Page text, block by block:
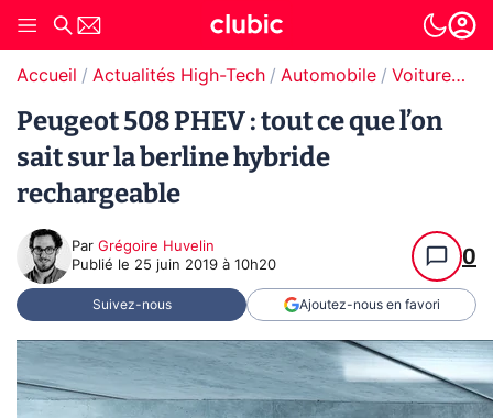
Accueil Actualités High-Tech Automobile Voitures électriques
Peugeot 508 PHEV : tout ce que l’on
sait sur la berline hybride
rechargeable
Par Grégoire Huvelin
Publié le 25 juin 2019 à 10h20 0
Suivez-nous Ajoutez-nous en favori